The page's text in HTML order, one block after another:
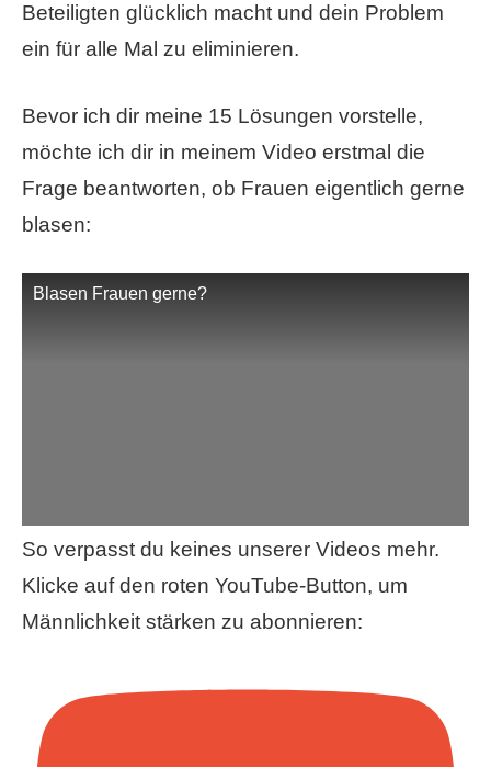
Beteiligten glücklich macht und dein Problem
ein für alle Mal zu eliminieren.
Bevor ich dir meine 15 Lösungen vorstelle,
möchte ich dir in meinem Video erstmal die
Frage beantworten, ob Frauen eigentlich gerne
blasen:
Blasen Frauen gerne?
So verpasst du keines unserer Videos mehr.
Klicke auf den roten YouTube-Button, um
Männlichkeit stärken zu abonnieren: